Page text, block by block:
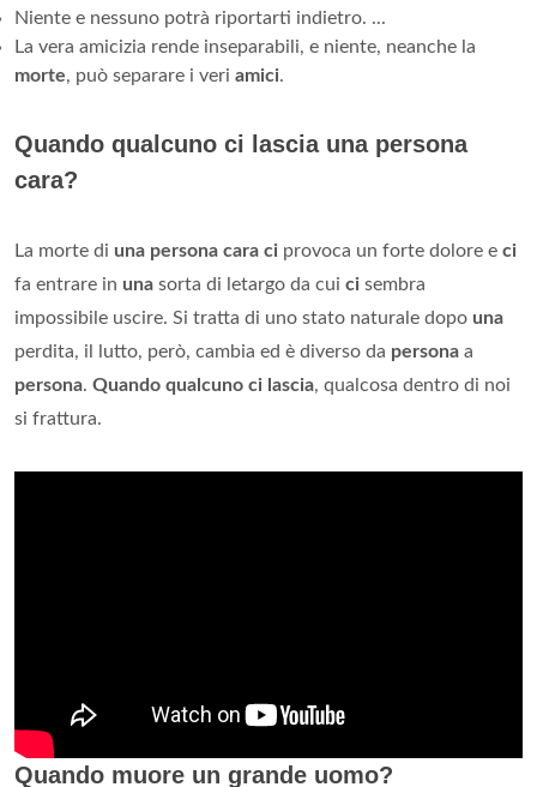
Niente e nessuno potrà riportarti indietro. ...
La vera amicizia rende inseparabili, e niente, neanche la
morte, può separare i veri amici.
Quando qualcuno ci lascia una persona
cara?
La morte di una persona cara ci provoca un forte dolore e ci
fa entrare in una sorta di letargo da cui ci sembra
impossibile uscire. Si tratta di uno stato naturale dopo una
perdita, il lutto, però, cambia ed è diverso da persona a
persona. Quando qualcuno ci lascia, qualcosa dentro di noi
si frattura.
Quando muore un grande uomo?